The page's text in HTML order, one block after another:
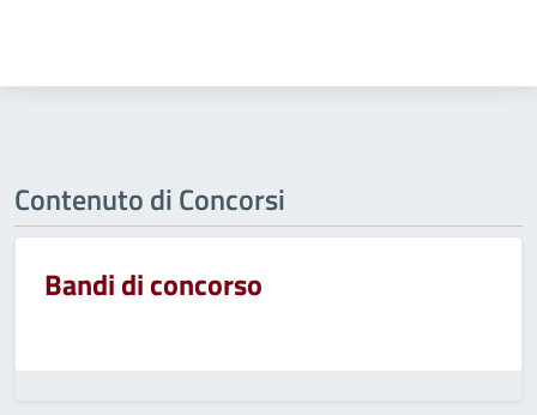
Contenuto di Concorsi
Bandi di concorso